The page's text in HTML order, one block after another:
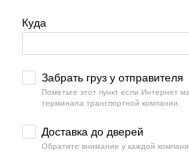
Куда
Забрать груз у отправителя
Пометьте этот пункт если Интернет
терминала транспортной компании.
Доставка до дверей
Обратите внимание у каждой